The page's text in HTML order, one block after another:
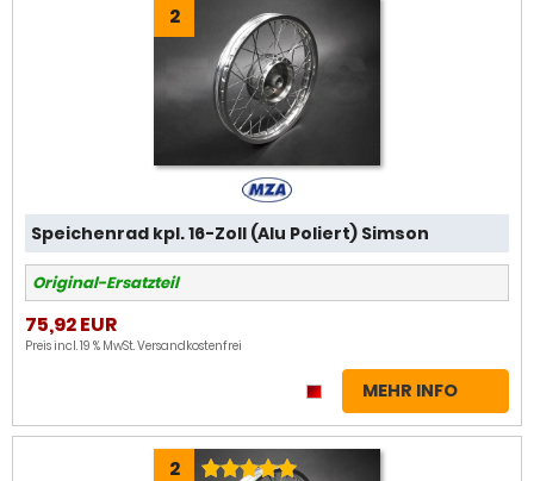
2
Speichenrad kpl. 16-Zoll (Alu Poliert) Simson
Original-Ersatzteil
75,92 EUR
Preis incl. 19 % MwSt.Versandkostenfrei
MEHR INFO
2